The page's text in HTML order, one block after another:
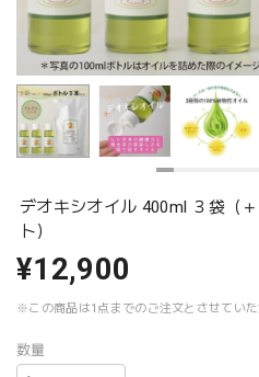
デオキシオイル 400ml ３袋（
ト）
¥12,900
※この商品は1点までのご注文とさせていた
数量